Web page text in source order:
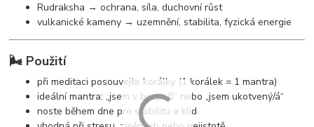
Rudraksha → ochrana, síla, duchovní růst
vulkanické kameny → uzemnění, stabilita, fyzická energie
🌬️ Použití
při meditaci posouvejte korálky (1 korálek = 1 mantra)
ideální mantra: „jsem v bezpečí“ nebo „jsem ukotvený/á“
noste během dne pro stabilitu a klid